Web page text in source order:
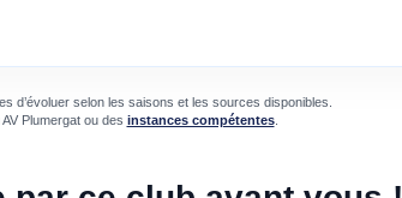
d’évoluer selon les saisons et les sources disponibles.
AV Plumergatou des instances compétentes.